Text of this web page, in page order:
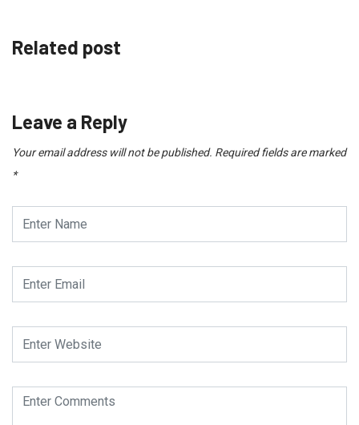
Related post
Leave a Reply
Your email address will not be published. Required fields are marked
*